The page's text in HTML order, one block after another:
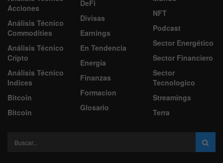
Acciones
Análisis Técnico
Commodities
Análisis Técnico
Cripto
Análisis Técnico
Indices
Bitcoin
Bitcoin
DeFi
Divisas
Earnings
En Tendencia
Energía
Finanzas
Formacion
Glosario
NFT
Podcast
Sector Energético
Sector Financiero
Sector
Tecnologico
Streamings
Terra